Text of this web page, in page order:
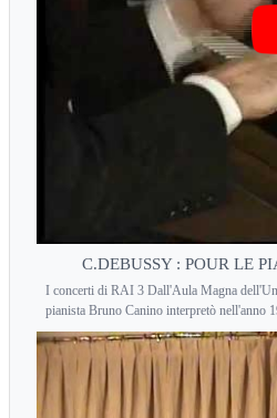
C.DEBUSSY : POUR LE
I concerti di RAI 3 Dall'Aula Magna
pianista Bruno Canino interpretò nell'anno